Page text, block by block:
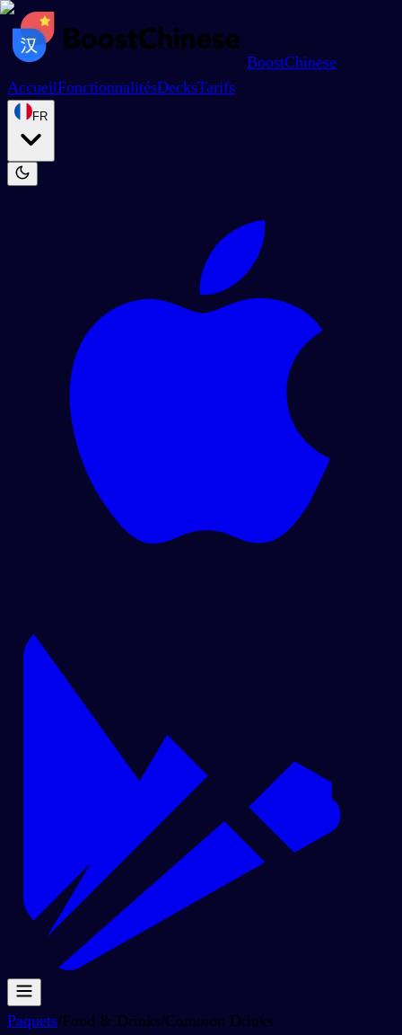
BoostChinese
AccueilFonctionnalitésDecksTarifs
FR
Paquets/Food & Drinks/Common Drinks